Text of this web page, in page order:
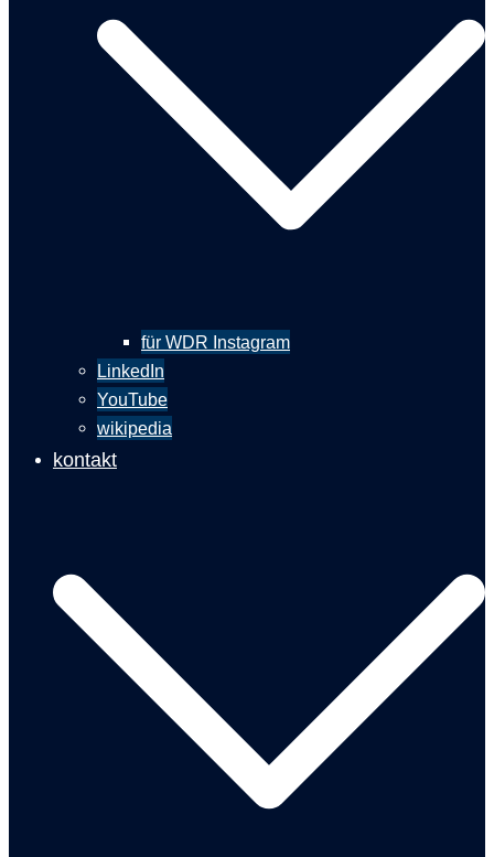
für WDR Instagram
LinkedIn
YouTube
wikipedia
kontakt